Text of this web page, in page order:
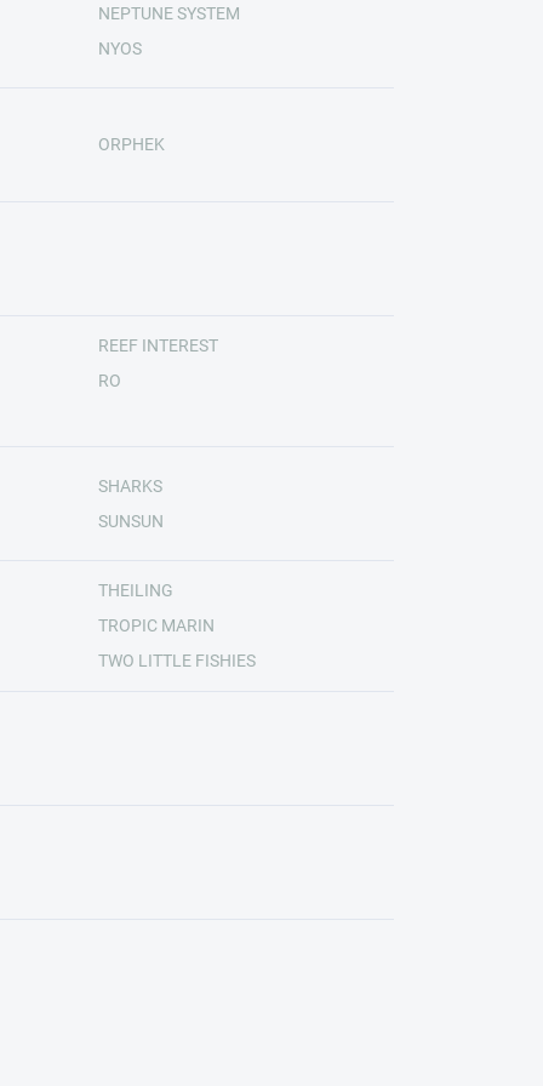
NEPTUNE SYSTEM
NYOS
ORPHEK
REEF INTEREST
RO
SHARKS
SUNSUN
THEILING
TROPIC MARIN
TWO LITTLE FISHIES